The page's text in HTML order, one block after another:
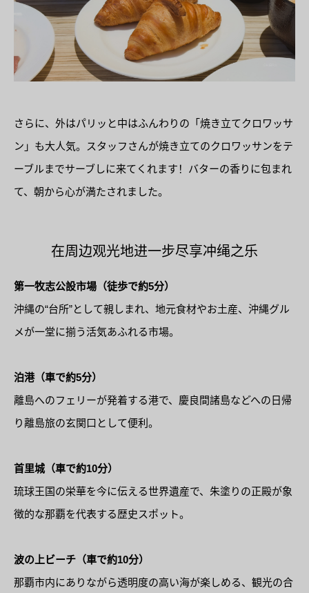
さらに、外はパリッと中はふんわりの「焼き立てクロワッサ
ン」も大人気。スタッフさんが焼き立てのクロワッサンをテ
ーブルまでサーブしに来てくれます！バターの香りに包まれ
て、朝から心が満たされました。
在周边观光地进一步尽享冲绳之乐
第一牧志公設市場（徒歩で約5分）
沖縄の“台所”として親しまれ、地元食材やお土産、沖縄グル
メが一堂に揃う活気あふれる市場。
泊港（車で約5分）
離島へのフェリーが発着する港で、慶良間諸島などへの日帰
り離島旅の玄関口として便利。
首里城（車で約10分）
琉球王国の栄華を今に伝える世界遺産で、朱塗りの正殿が象
徴的な那覇を代表する歴史スポット。
波の上ビーチ（車で約10分）
那覇市内にありながら透明度の高い海が楽しめる、観光の合